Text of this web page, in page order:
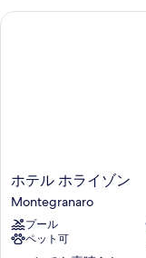
ー
ー
詳
ホ
テ
ル
ホ
ラ
ホテル ホライゾン
Montegranaro
プール
ペット可
ホテル ホライゾン